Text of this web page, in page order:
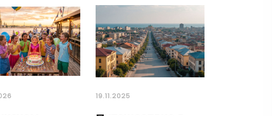
19.11.2025